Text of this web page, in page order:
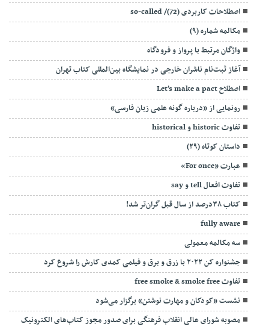
اصطلاحات کاربردی (72)/ so-called
مکالمه شماره (۹)
واژگان مرتبط با پرواز و فرودگاه
آغاز ثبت‌نام ناشران خارجی در نمایشگاه بین‌المللی کتاب تهران
اصطلاح Let’s make a pact
رونمایی از «درباره گونه علمی زبان فارسی»
تفاوت historic و historical
داستان کوتاه (۲۹)
عبارت «For once»
تفاوت افعال tell و say
کتاب ۳۸درصد از سال قبل گران‌تر شد!
fully aware
سه مکالمه معمولی
جشنواره کن ۲۰۲۲ با زرق و برق و فیلمی کمدی کارش را شروع کرد
تفاوت free smoke & smoke free
نشست «کودکان و مهارت نوشتن» برگزار می‌شود
مصوبه شورای عالی انقلاب فرهنگی برای صدور مجوز کتاب‌های الکترونیک